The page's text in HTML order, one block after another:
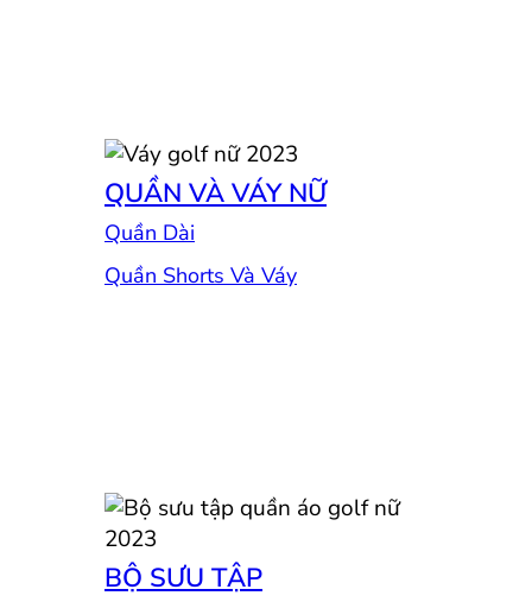
QUẦN VÀ VÁY NỮ
Quần Dài
Quần Shorts Và Váy
BỘ SƯU TẬP